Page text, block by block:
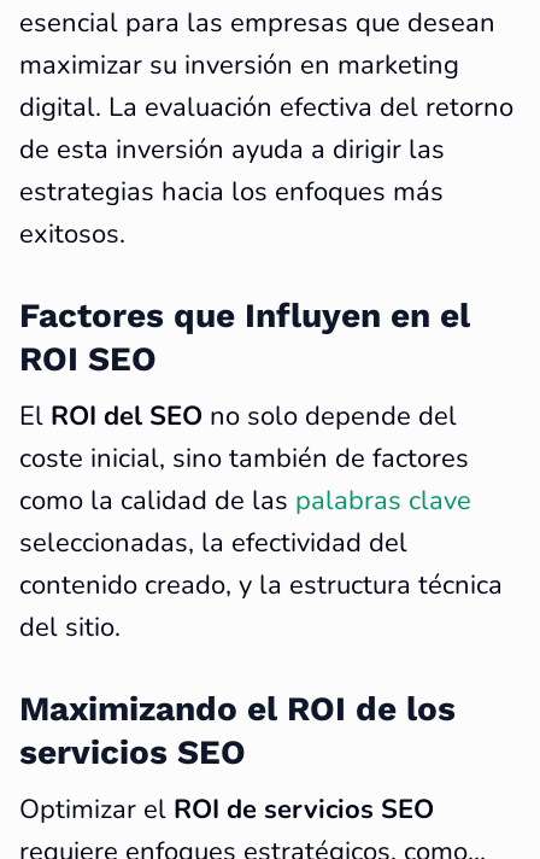
esencial para las empresas que desean
maximizar su inversión en marketing
digital. La evaluación efectiva del retorno
de esta inversión ayuda a dirigir las
estrategias hacia los enfoques más
exitosos.
Factores que Influyen en el
ROI SEO
El ROI del SEO no solo depende del
coste inicial, sino también de factores
como la calidad de las palabras clave
seleccionadas, la efectividad del
contenido creado, y la estructura técnica
del sitio.
Maximizando el ROI de los
servicios SEO
Optimizar el ROI de servicios SEO
requiere enfoques estratégicos, como…